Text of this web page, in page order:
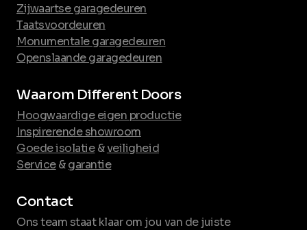
Zijwaartse garagedeuren
Taatsvoordeuren
Monumentale garagedeuren
Openslaande garagedeuren
Waarom Different Doors
Hoogwaardige eigen productie
Inspirerende showroom
Goede isolatie&veiligheid
Service&garantie
Contact
Ons team staat klaar om jou van de juiste